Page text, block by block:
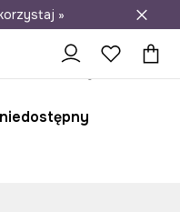
salonów
»